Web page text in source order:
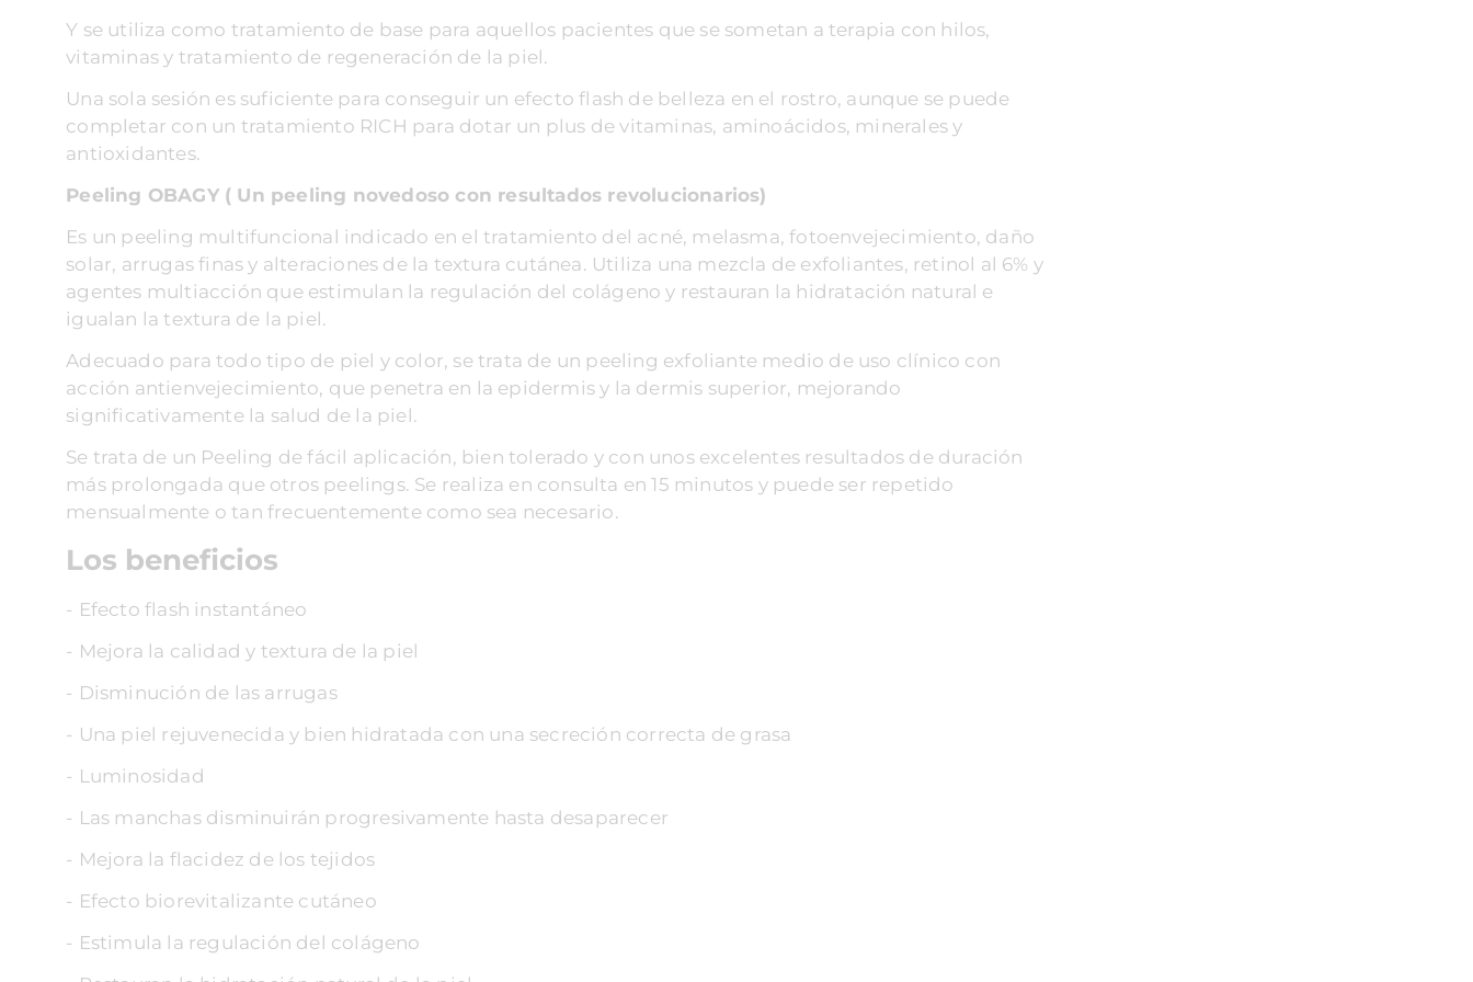
Y se utiliza como tratamiento de base para aquellos pacientes que se sometan a terapia con hilos,
vitaminas y tratamiento de regeneración de la piel.
Una sola sesión es suficiente para conseguir un efecto flash de belleza en el rostro, aunque se puede
completar con un tratamiento RICH para dotar un plus de vitaminas, aminoácidos, minerales y
antioxidantes.
Peeling OBAGY ( Un peeling novedoso con resultados revolucionarios)
Es un peeling multifuncional indicado en el tratamiento del acné, melasma, fotoenvejecimiento, daño
solar, arrugas finas y alteraciones de la textura cutánea. Utiliza una mezcla de exfoliantes, retinol al 6% y
agentes multiacción que estimulan la regulación del colágeno y restauran la hidratación natural e
igualan la textura de la piel.
Adecuado para todo tipo de piel y color, se trata de un peeling exfoliante medio de uso clínico con
acción antienvejecimiento, que penetra en la epidermis y la dermis superior, mejorando
significativamente la salud de la piel.
Se trata de un Peeling de fácil aplicación, bien tolerado y con unos excelentes resultados de duración
más prolongada que otros peelings. Se realiza en consulta en 15 minutos y puede ser repetido
mensualmente o tan frecuentemente como sea necesario.
Los beneficios
- Efecto flash instantáneo
- Mejora la calidad y textura de la piel
- Disminución de las arrugas
- Una piel rejuvenecida y bien hidratada con una secreción correcta de grasa
- Luminosidad
- Las manchas disminuirán progresivamente hasta desaparecer
- Mejora la flacidez de los tejidos
- Efecto biorevitalizante cutáneo
- Estimula la regulación del colágeno